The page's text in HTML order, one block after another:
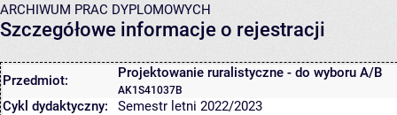
ARCHIWUM PRAC DYPLOMOWYCH
Szczegółowe informacje o rejestracji
Przedmiot: Projektowanie ruralistyczne - do wyboru A/B
AK1S41037B
Cykl dydaktyczny: Semestr letni 2022/2023